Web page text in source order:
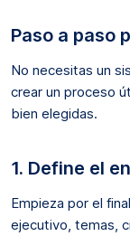
Paso a paso
No necesitas un
crear un proceso
bien elegidas.
1. Define el
Empieza por el
ejecutivo, temas,